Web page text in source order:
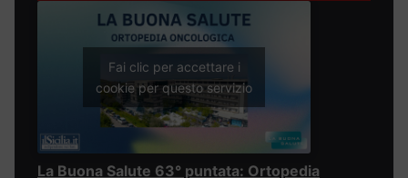
Fai clic per accettare i
cookie per questo servizio
La Buona Salute 63° puntata: Ortopedia